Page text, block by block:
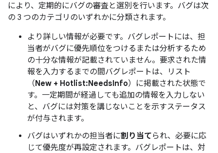
により、定期的にバグの審査と選別を行います。バグは次
の 3 つのカテゴリのいずれかに分類されます。
より詳しい情報が必要です。バグレポートには、担
当者がバグに優先順位をつけるまたは分析するため
の十分な情報が記載されていません。要求された情
報を入力するまでの間バグレポートは、リスト
（New + Hotlist:NeedsInfo）に掲載された状態で
す。一定期間が経過しても追加の情報を入力しない
と、バグには対策を講じないことを示すステータス
が付与されます。
バグはいずれかの担当者に割り当てられ、必要に応
じて優先度が再設定されます。バグレポートは、対